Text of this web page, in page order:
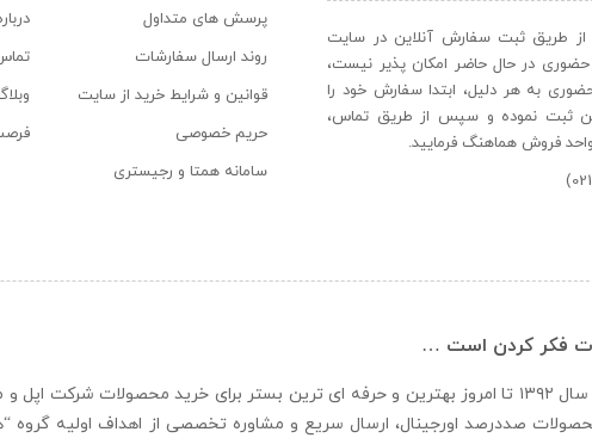
از طریق ثبت سفارش آنلاین در سایت
در حال حاضر امکان پذیر نیست،
به هر دلیل، ابتدا سفارش خود را
ثبت نموده و سپس از طریق تماس،
فروش هماهنگ فرمایید.
پرسش های متداول
روند ارسال سفارشات
قوانین و شرایط خرید از سایت
حریم خصوصی
سامانه همتا و رجیستری
فکر کردن است …
” از سال ۱۳۹۲ تا امروز بهترین و حرفه ای ترین بستر برای خرید محصولات شرکت
صددرصد اورجینال، ارسال سریع و مشاوره تخصصی از اهداف اولیه گروه “